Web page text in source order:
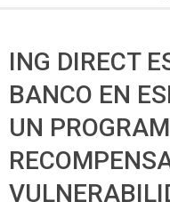
ING DIRECT
BANCO EN
UN